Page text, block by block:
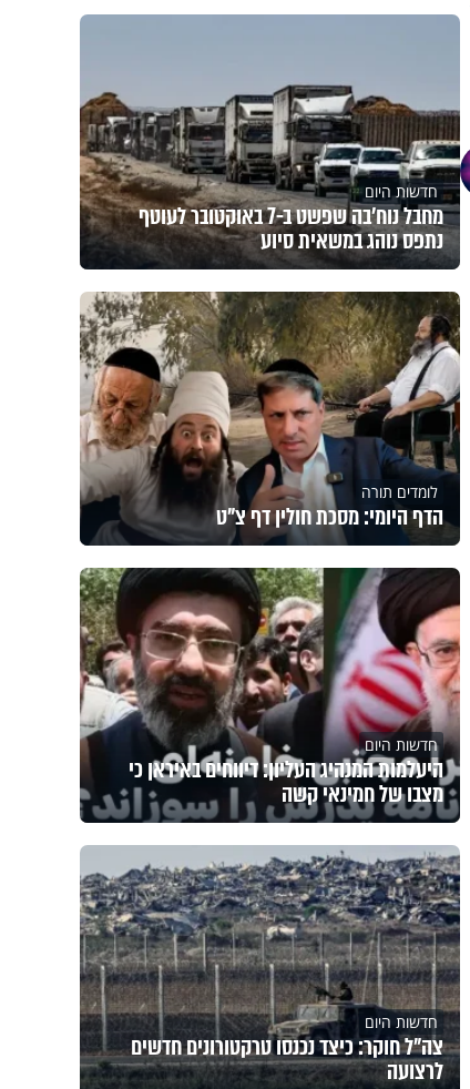
חדשות היום
מחבל נוח'בה שפשט ב-7 באוקטובר לעוטף
נתפס נוהג במשאית סיוע
לומדים תורה
הדף היומי: מסכת חולין דף צ"ט
חדשות היום
היעלמות המנהיג העליון: דיווחים באיראן כי
מצבו של חמינאי קשה
חדשות היום
צה"ל חוקר: כיצד נכנסו טרקטורונים חדשים
לרצועה